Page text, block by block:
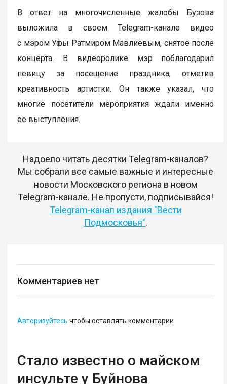
В ответ на многочисленные жалобы Бузова
выложила в своем Telegram-канале видео
с мэром Уфы Ратмиром Мавлиевым, снятое после
концерта. В видеоролике мэр поблагодарил
певицу за посещение праздника, отметив
креативность артистки. Он также указал, что
многие посетители мероприятия ждали именно
ее выступления.
Надоело читать десятки Telegram-каналов?
Мы собрали все самые важные и интересные
новости Московского региона в новом
Telegram-канале. Не пропусти, подписывайся!
Telegram-канал издания "Вести
Подмосковья".
Комментариев нет
Авторизуйтесь чтобы оставлять комментарии
Стало известно о майском
инсульте у Буйнова